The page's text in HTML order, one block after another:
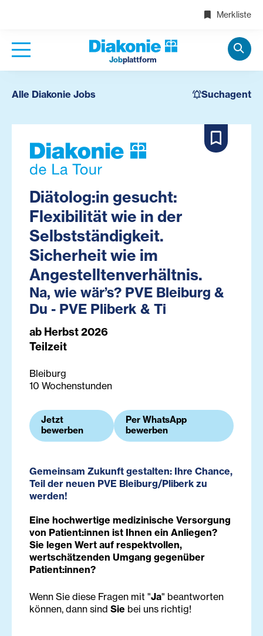
Merkliste
Jobplattform
Alle Diakonie Jobs Suchagent
Diätolog:in gesucht:
Flexibilität wie in der
Selbstständigkeit.
Sicherheit wie im
Angestelltenverhältnis.
Na, wie wär’s? PVE Bleiburg &
Du - PVE Pliberk & Ti
ab Herbst 2026
Teilzeit
Bleiburg
10 Wochenstunden
Jetzt
bewerben
Per WhatsApp
bewerben
Gemeinsam Zukunft gestalten: Ihre Chance,
Teil der neuen PVE Bleiburg/Pliberk zu
werden!
Eine hochwertige medizinische Versorgung
von Patient:innen ist Ihnen ein Anliegen?
Sie legen Wert auf respektvollen,
wertschätzenden Umgang gegenüber
Patient:innen?
Wenn Sie diese Fragen mit "Ja" beantworten
können, dann sind Sie bei uns richtig!